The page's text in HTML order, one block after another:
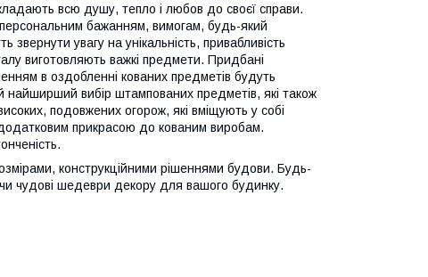
всю душу, тепло і любов до своєї справи.
бажанням, вимогам, будь-який
увагу на унікальність, привабливість
виготовляють важкі предмети. Придбані
в оздобленні кованих предметів будуть
найширший вибір штампованих предметів, які також
подовжених огорож, які вміщують у собі
прикрасою до кованим виробам.
конструкційними рішеннями будови. Будь-
чудові шедеври декору для вашого будинку.